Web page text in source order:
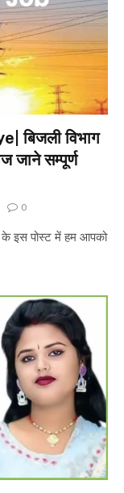
बिजली विभाग
जाने सम्पूर्ण
0
इस पोस्ट में हम आपको